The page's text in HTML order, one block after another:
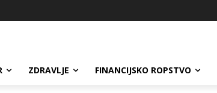
ZDRAVLJE FINANCIJSKO ROPSTVO